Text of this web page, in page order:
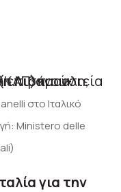
στο Ιταλικό
Ministero delle
για την